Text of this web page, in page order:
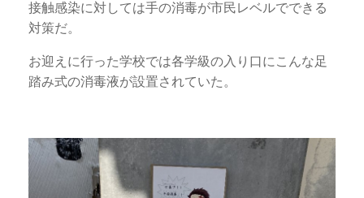
接触感染に対しては手の消毒が市民レベルでできる
対策だ。
お迎えに行った学校では各学級の入り口にこんな足
踏み式の消毒液が設置されていた。